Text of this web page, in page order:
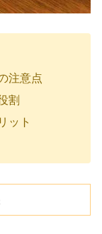
注意点
割
ット